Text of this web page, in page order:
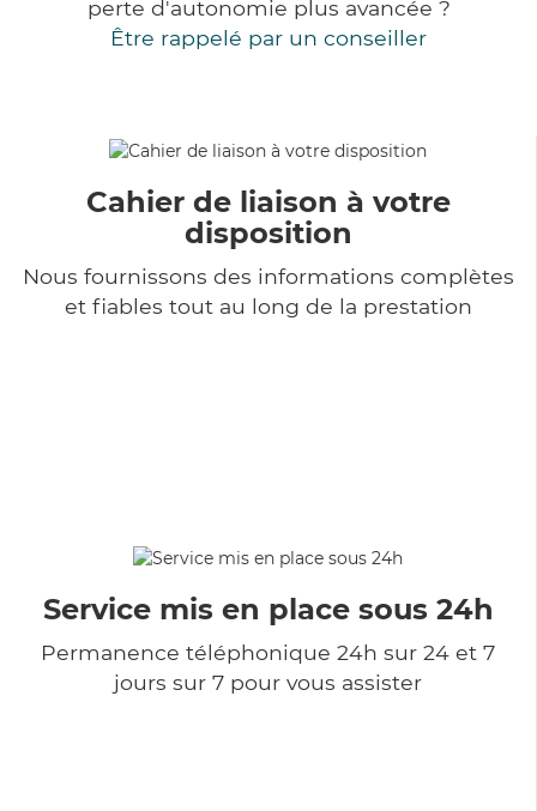
perte d'autonomie plus avancée ?
Être rappelé par un conseiller
Cahier de liaison à votre
disposition
Nous fournissons des informations complètes
et fiables tout au long de la prestation
Service mis en place sous 24h
Permanence téléphonique 24h sur 24 et 7
jours sur 7 pour vous assister